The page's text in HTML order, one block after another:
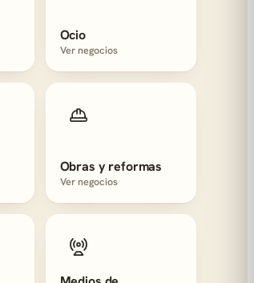
Ocio
Ver negocios
Obras y reformas
Ver negocios